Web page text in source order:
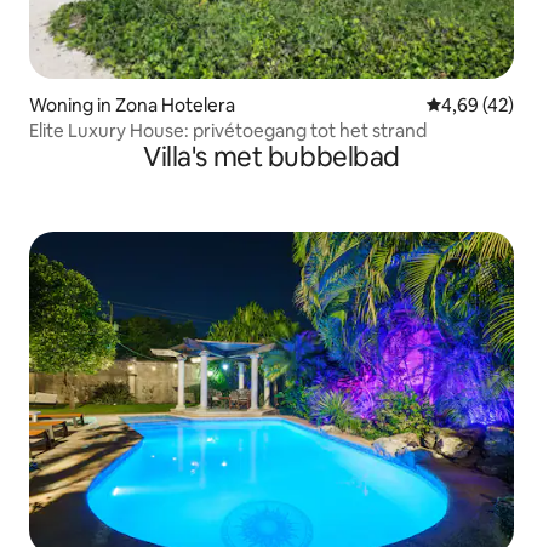
Woning in Zona Hotelera Gemiddelde
4,69 (42)
Elite Luxury House: privétoegang tot het strand
Villa's met bubbelbad